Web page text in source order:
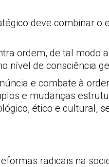
deve combinar
ordem, de tal modo
nível de consciência
e combate à
e mudanças
ético e cultural,
radicais na